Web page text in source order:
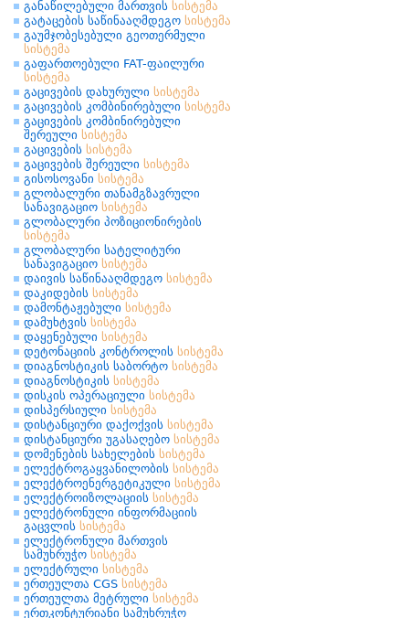
განაწილებული მართვის სისტემა
გატაცების საწინააღმდეგო სისტემა
გაუმჯობესებული გეოთერმული
სისტემა
გაფართოებული FAT-ფაილური
სისტემა
გაცივების დახურული სისტემა
გაცივების კომბინირებული სისტემა
გაცივების კომბინირებული
შერეული სისტემა
გაცივების სისტემა
გაცივების შერეული სისტემა
გისოსოვანი სისტემა
გლობალური თანამგზავრული
სანავიგაციო სისტემა
გლობალური პოზიციონირების
სისტემა
გლობალური სატელიტური
სანავიგაციო სისტემა
დაივის საწინააღმდეგო სისტემა
დაკიდების სისტემა
დამონტაჟებული სისტემა
დამუხტვის სისტემა
დაყენებული სისტემა
დეტონაციის კონტროლის სისტემა
დიაგნოსტიკის საბორტო სისტემა
დიაგნოსტიკის სისტემა
დისკის ოპერაციული სისტემა
დისპერსიული სისტემა
დისტანციური დაქოქვის სისტემა
დისტანციური უგასაღებო სისტემა
დომენების სახელების სისტემა
ელექტროგაყვანილობის სისტემა
ელექტროენერგეტიკული სისტემა
ელექტროიზოლაციის სისტემა
ელექტრონული ინფორმაციის
გაცვლის სისტემა
ელექტრონული მართვის
სამუხრუჭო სისტემა
ელექტრული სისტემა
ერთეულთა CGS სისტემა
ერთეულთა მეტრული სისტემა
ერთკონტურიანი სამუხრუჭო